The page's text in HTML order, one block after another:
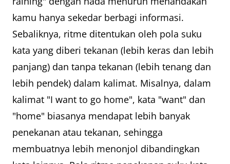
kamu hanya sekedar berbagi informasi.
Sebaliknya, ritme ditentukan oleh pola suku
kata yang diberi tekanan (lebih keras dan lebih
panjang) dan tanpa tekanan (lebih tenang dan
lebih pendek) dalam kalimat. Misalnya, dalam
kalimat "I want to go home", kata "want" dan
"home" biasanya mendapat lebih banyak
penekanan atau tekanan, sehingga
membuatnya lebih menonjol dibandingkan